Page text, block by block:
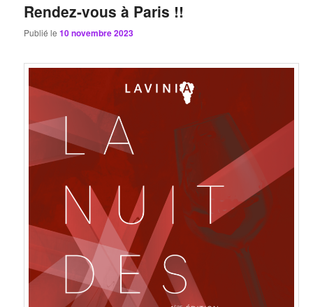
Rendez-vous à Paris !!
Publié le10 novembre 2023